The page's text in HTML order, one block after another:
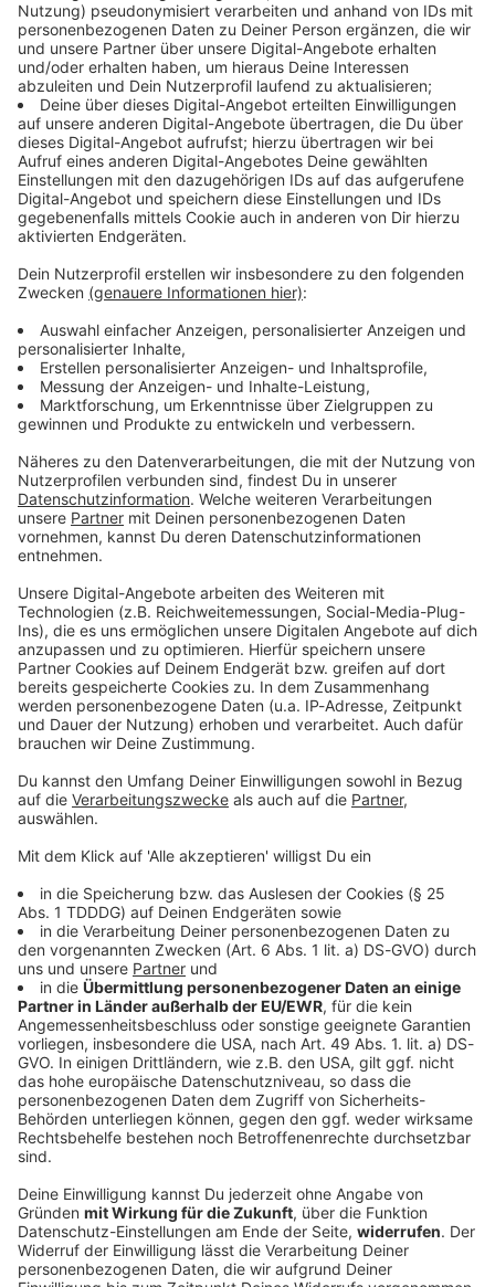
Immer auf dem Laufenden
bleiben!
Verpass' nichts mehr - mit unserem kostenlosen
ANTENNE BAYERN Newsletter. Ob Nachrichten,
Lifestyle oder unsere neuesten Aktionen - wir
informieren dich.
Zum Newsletter anmelden
Du möchtest uns etwas sagen?
Kontaktformular
Sprachnachricht
© dpa-infocom, dpa:260521-930-108948/1
DAS KÖNNTE DICH AUCH INTERESSIEREN
Bayern
Freude auf Kane & Co.
Die Asienreise des FC Bayern ist zu Ende. Die
Vorstände ziehen ein positives Fazit, der Trainer ist